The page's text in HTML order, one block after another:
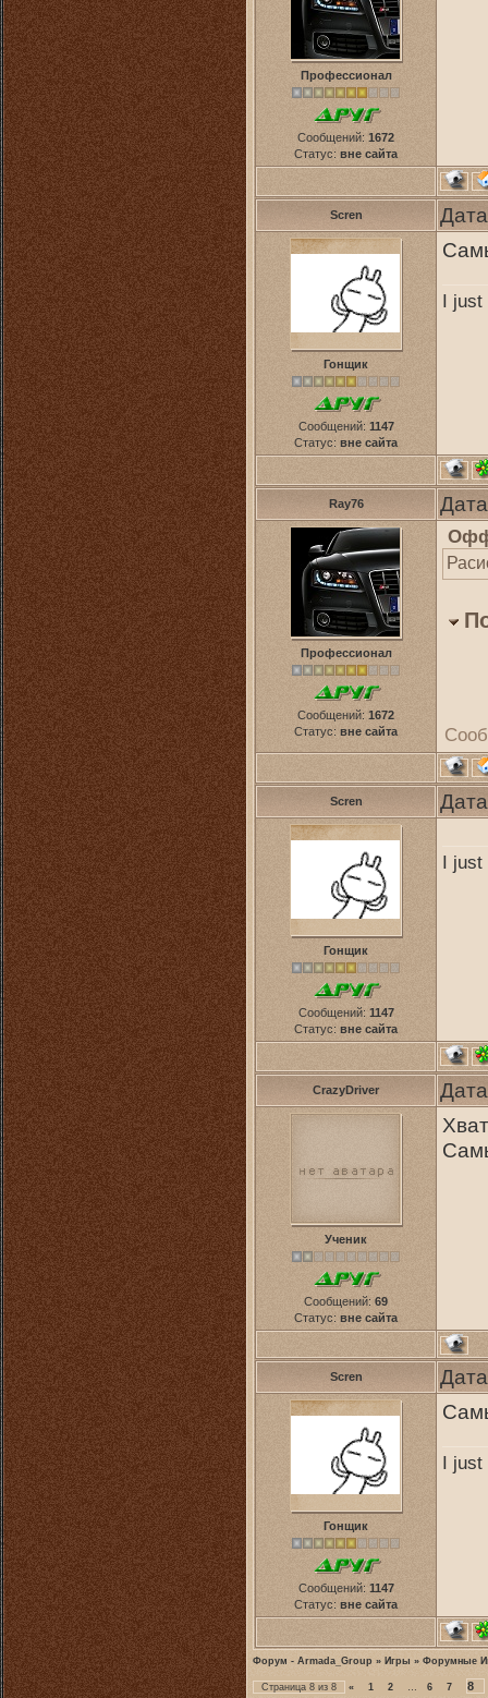
Профессионал
Сообщений: 1672
Статус: вне сайта
Scren
Гонщик
Сообщений: 1147
Статус: вне сайта
I
Ray76
Профессионал
Сообщений: 1672
Статус: вне сайта
Scren
Гонщик
Сообщений: 1147
Статус: вне сайта
I
CrazyDriver
Ученик
Сообщений: 69
Статус: вне сайта
Scren
Гонщик
Сообщений: 1147
Статус: вне сайта
I
Форум - Armada_Group » Игры » Форумные
Страница 8 из 8 « 1 2 … 6 7 8